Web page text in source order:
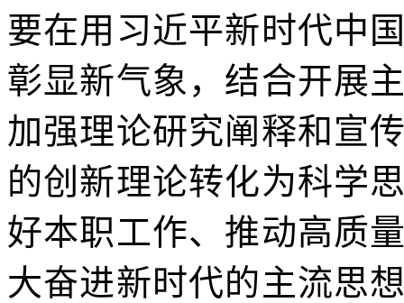
要在用习近平新时代中
彰显新气象，结合开展
加强理论研究阐释和宣
的创新理论转化为科学
好本职工作、推动高质
大奋进新时代的主流思